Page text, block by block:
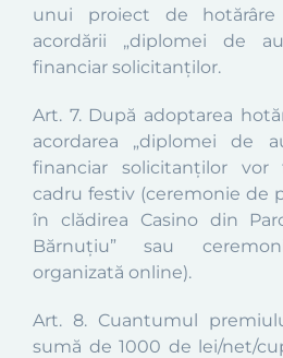
unui proiect de hotărâre
acordării „diplomei de
financiar solicitanților.
Art. 7. După adoptarea
acordarea „diplomei de
financiar solicitanților
cadru festiv (ceremonie de
în clădirea Casino din
Bărnuțiu” sau
organizată online).
Art. 8. Cuantumul
sumă de 1000 de lei/net/